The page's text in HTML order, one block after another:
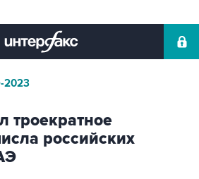
троекратное
российских